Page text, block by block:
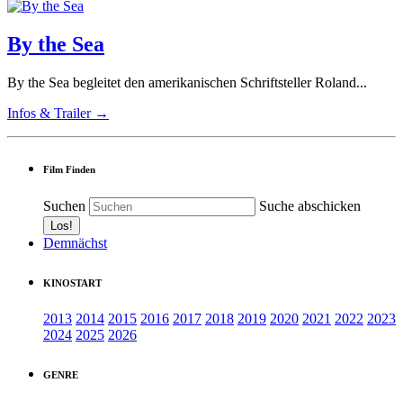
By the Sea
By the Sea begleitet den amerikanischen Schriftsteller Roland...
Infos & Trailer →
Film Finden
Suchen Suche abschicken
Demnächst
KINOSTART
2013 2014 2015 2016 2017 2018 2019 2020 2021 2022 2023
2024 2025 2026
GENRE